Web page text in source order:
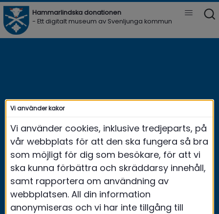
Hammarlindska donationen
- Ett digitalt museum av Svenljunga kommun
Meny
Vi använder kakor
Vi använder cookies, inklusive tredjeparts, på
vår webbplats för att den ska fungera så bra
som möjligt för dig som besökare, för att vi
ska kunna förbättra och skräddarsy innehåll,
samt rapportera om användning av
webbplatsen. All din information
anonymiseras och vi har inte tillgång till